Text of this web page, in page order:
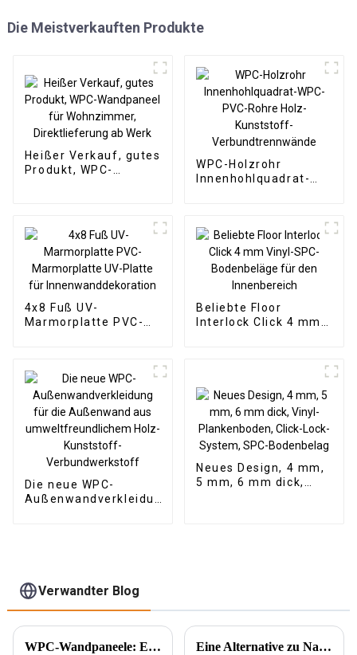
Die Meistverkauften Produkte
Heißer Verkauf, gutes
Produkt, WPC-
Werk
WPC-Holzrohr
Innenhohlquadrat-
4x8 Fuß UV-
Marmorplatte PVC-
Innenwanddekoration
Beliebte Floor
Interlock Click 4 mm
Die neue WPC-
Außenwandverkleidung
Neues Design, 4 mm,
5 mm, 6 mm dick,
Verwandter Blog
WPC-Wandpaneele: Ein neuer Baustofftyp Eine Alternative zu Naturstein – PU-Stein